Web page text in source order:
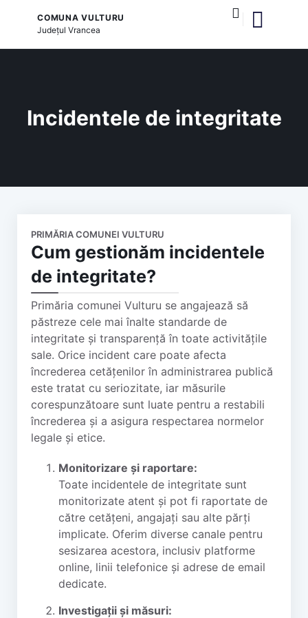
COMUNA VULTURU
JudețulVrancea
Incidentele de integritate
PRIMĂRIA COMUNEI VULTURU
Cum gestionăm incidentele
de integritate?
Primăria comunei Vulturu se angajează să
păstreze cele mai înalte standarde de
integritate și transparență în toate activitățile
sale. Orice incident care poate afecta
încrederea cetățenilor în administrarea publică
este tratat cu seriozitate, iar măsurile
corespunzătoare sunt luate pentru a restabili
încrederea și a asigura respectarea normelor
legale și etice.
Monitorizare și raportare:
Toate incidentele de integritate sunt
monitorizate atent și pot fi raportate de
către cetățeni, angajați sau alte părți
implicate. Oferim diverse canale pentru
sesizarea acestora, inclusiv platforme
online, linii telefonice și adrese de email
dedicate.
Investigații și măsuri: